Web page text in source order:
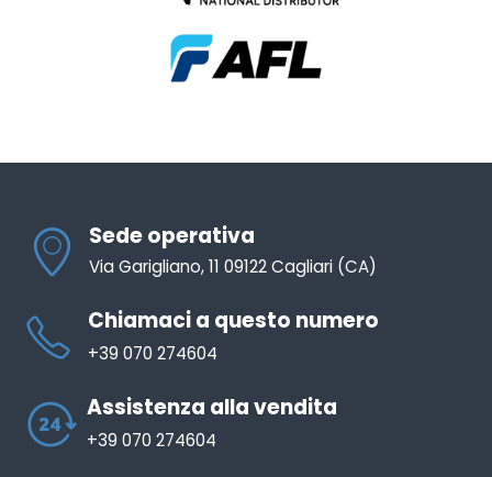
Sede operativa
Via Garigliano, 11 09122 Cagliari (CA)
Chiamaci a questo numero
+39 070 274604
Assistenza alla vendita
+39 070 274604